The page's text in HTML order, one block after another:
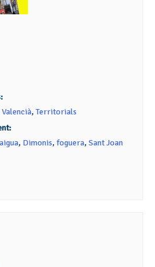
Valencià,Territorials
, Dimonis,foguera,Sant Joan